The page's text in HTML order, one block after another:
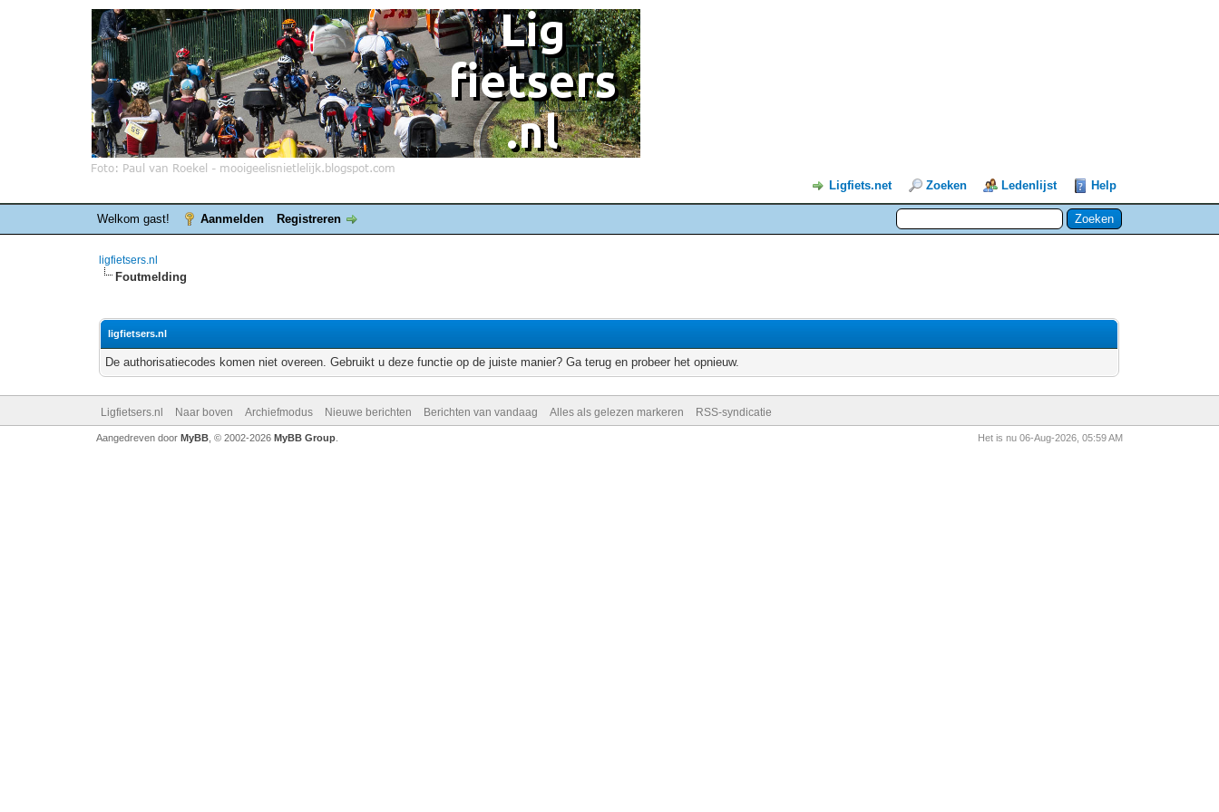
Ligfiets.net Zoeken Ledenlijst Help
Welkom gast! Aanmelden Registreren
ligfietsers.nl
Foutmelding
ligfietsers.nl
De authorisatiecodes komen niet overeen. Gebruikt u deze functie op de juiste manier? Ga terug en probeer het opnieuw.
Ligfietsers.nl Naar boven Archiefmodus Nieuwe berichten Berichten van vandaag Alles als gelezen markeren RSS-syndicatie
Het is nu 06-Aug-2026, 05:59 AM
Aangedreven door MyBB, © 2002-2026 MyBB Group.